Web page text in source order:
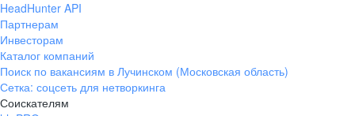
HeadHunter API
Партнерам
Инвесторам
Каталог компаний
Поиск по вакансиям в Лучинском (Московская область)
Сетка: соцсеть для нетворкинга
Соискателям